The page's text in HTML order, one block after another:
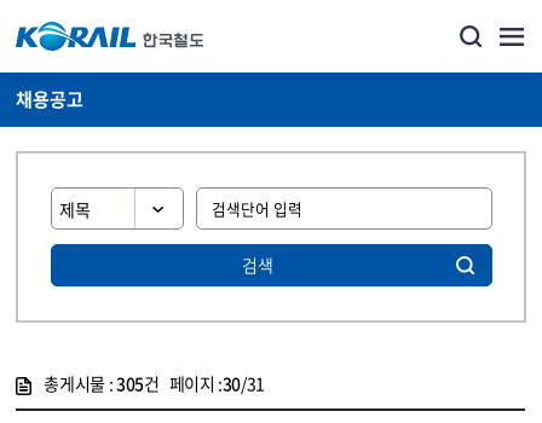
채용공고
검색
총게시물 :305건 페이지 :30/31